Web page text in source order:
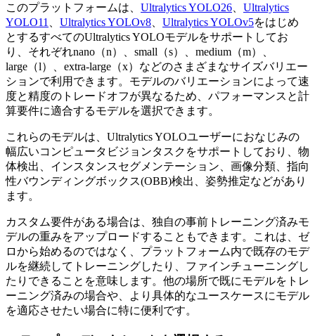
このプラットフォームは、 Ultralytics YOLO26
Ultralytics
YOLO11
Ultralytics YOLOv8 Ultralytics YOLOv5をはじめ
とするすべてのUltralytics YOLOモデルをサポートしてお
り、それぞれnano（n）、small（s）、medium（m）、
large（l）、extra-large（x）などのさまざまなサイズバリエー
ションで利用できます。モデルのバリエーションによって速
度と精度のトレードオフが異なるため、パフォーマンスと計
算要件に適合するモデルを選択できます。
これらのモデルは、Ultralytics YOLOユーザーにおなじみの
幅広いコンピュータビジョンタスクをサポートしており、物
体検出、インスタンスセグメンテーション、画像分類、指向
性バウンディングボックス(OBB)検出、姿勢推定などがあり
ます。
カスタム要件がある場合は、独自の事前トレーニング済みモ
デルの重みをアップロードすることもできます。これは、ゼ
ロから始めるのではなく、プラットフォーム内で既存のモデ
ルを継続してトレーニングしたり、ファインチューニングし
たりできることを意味します。他の場所で既にモデルをトレ
ーニング済みの場合や、より具体的なユースケースにモデル
を適応させたい場合に特に便利です。